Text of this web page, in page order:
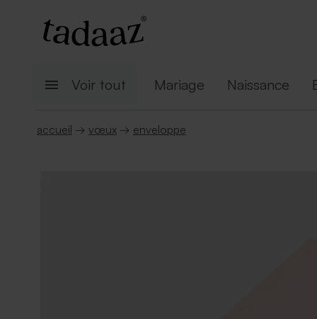
Voir tout Mariage Naissance
accueil → vœux → enveloppe